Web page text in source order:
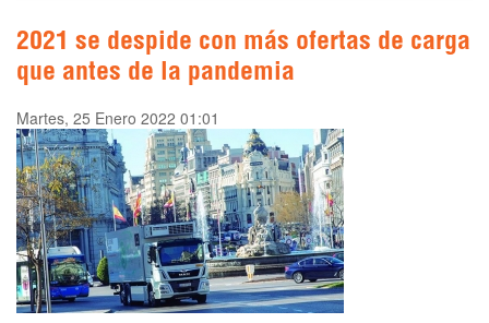
2021 se despide con más ofertas de carga
que antes de la pandemia
Martes, 25 Enero 2022 01:01